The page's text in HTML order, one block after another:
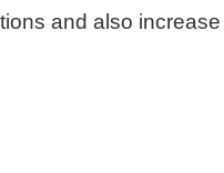
and also